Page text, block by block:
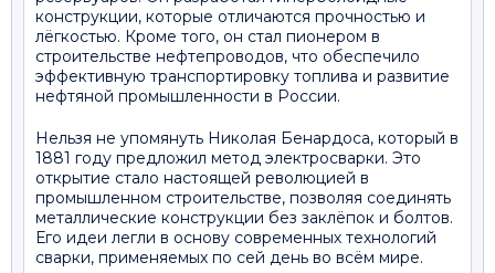
конструкции, которые отличаются прочностью и
лёгкостью. Кроме того, он стал пионером в
строительстве нефтепроводов, что обеспечило
эффективную транспортировку топлива и развитие
нефтяной промышленности в России.
Нельзя не упомянуть Николая Бенардоса, который в
1881 году предложил метод электросварки. Это
открытие стало настоящей революцией в
промышленном строительстве, позволяя соединять
металлические конструкции без заклёпок и болтов.
Его идеи легли в основу современных технологий
сварки, применяемых по сей день во всём мире.